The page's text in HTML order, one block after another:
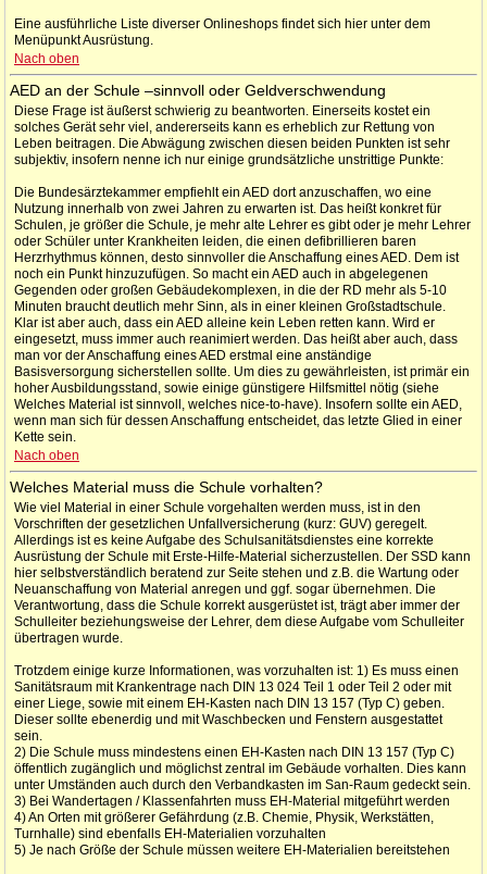
Eine ausführliche Liste diverser Onlineshops findet sich hier unter dem
Menüpunkt Ausrüstung.
Nach oben
AED an der Schule –sinnvoll oder Geldverschwendung
Diese Frage ist äußerst schwierig zu beantworten. Einerseits kostet ein
solches Gerät sehr viel, andererseits kann es erheblich zur Rettung von
Leben beitragen. Die Abwägung zwischen diesen beiden Punkten ist sehr
subjektiv, insofern nenne ich nur einige grundsätzliche unstrittige Punkte:
Die Bundesärztekammer empfiehlt ein AED dort anzuschaffen, wo eine
Nutzung innerhalb von zwei Jahren zu erwarten ist. Das heißt konkret für
Schulen, je größer die Schule, je mehr alte Lehrer es gibt oder je mehr Lehrer
oder Schüler unter Krankheiten leiden, die einen defibrillieren baren
Herzrhythmus können, desto sinnvoller die Anschaffung eines AED. Dem ist
noch ein Punkt hinzuzufügen. So macht ein AED auch in abgelegenen
Gegenden oder großen Gebäudekomplexen, in die der RD mehr als 5-10
Minuten braucht deutlich mehr Sinn, als in einer kleinen Großstadtschule.
Klar ist aber auch, dass ein AED alleine kein Leben retten kann. Wird er
eingesetzt, muss immer auch reanimiert werden. Das heißt aber auch, dass
man vor der Anschaffung eines AED erstmal eine anständige
Basisversorgung sicherstellen sollte. Um dies zu gewährleisten, ist primär ein
hoher Ausbildungsstand, sowie einige günstigere Hilfsmittel nötig (siehe
Welches Material ist sinnvoll, welches nice-to-have). Insofern sollte ein AED,
wenn man sich für dessen Anschaffung entscheidet, das letzte Glied in einer
Kette sein.
Nach oben
Welches Material muss die Schule vorhalten?
Wie viel Material in einer Schule vorgehalten werden muss, ist in den
Vorschriften der gesetzlichen Unfallversicherung (kurz: GUV) geregelt.
Allerdings ist es keine Aufgabe des Schulsanitätsdienstes eine korrekte
Ausrüstung der Schule mit Erste-Hilfe-Material sicherzustellen. Der SSD kann
hier selbstverständlich beratend zur Seite stehen und z.B. die Wartung oder
Neuanschaffung von Material anregen und ggf. sogar übernehmen. Die
Verantwortung, dass die Schule korrekt ausgerüstet ist, trägt aber immer der
Schulleiter beziehungsweise der Lehrer, dem diese Aufgabe vom Schulleiter
übertragen wurde.
Trotzdem einige kurze Informationen, was vorzuhalten ist: 1) Es muss einen
Sanitätsraum mit Krankentrage nach DIN 13 024 Teil 1 oder Teil 2 oder mit
einer Liege, sowie mit einem EH-Kasten nach DIN 13 157 (Typ C) geben.
Dieser sollte ebenerdig und mit Waschbecken und Fenstern ausgestattet
sein.
2) Die Schule muss mindestens einen EH-Kasten nach DIN 13 157 (Typ C)
öffentlich zugänglich und möglichst zentral im Gebäude vorhalten. Dies kann
unter Umständen auch durch den Verbandkasten im San-Raum gedeckt sein.
3) Bei Wandertagen / Klassenfahrten muss EH-Material mitgeführt werden
4) An Orten mit größerer Gefährdung (z.B. Chemie, Physik, Werkstätten,
Turnhalle) sind ebenfalls EH-Materialien vorzuhalten
5) Je nach Größe der Schule müssen weitere EH-Materialien bereitstehen